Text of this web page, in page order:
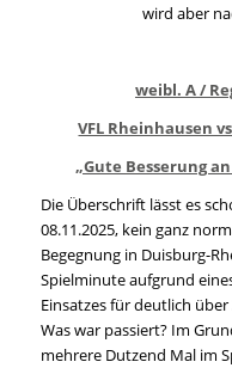
wird aber
weibl. A /
VFL Rheinhausen
„Gute Besserung
Die Überschrift lässt es
08.11.2025, kein ganz
Begegnung in Duisburg-
Spielminute aufgrund
Einsatzes für deutlich
Was war passiert? Im
mehrere Dutzend Mal im